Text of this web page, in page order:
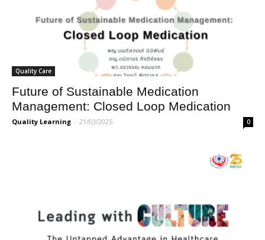
Quality Care
Future of Sustainable Medication
Management: Closed Loop Medication
Quality Learning - 21/03/2025 0